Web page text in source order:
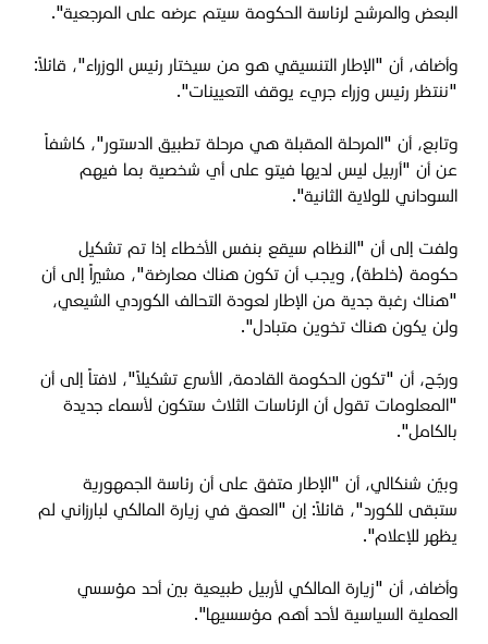
البعض والمرشح لرئاسة الحكومة سيتم عرضه على المرجعية".
وأضاف، أن "الإطار التنسيقي هو من سيختار رئيس الوزراء"، قائلاً:
"ننتظر رئيس وزراء جريء يوقف التعيينات".
وتابع، أن "المرحلة المقبلة هي مرحلة تطبيق الدستور"، كاشفاً
عن أن "أربيل ليس لديها فيتو على أي شخصية بما فيهم
السوداني للولاية الثانية".
ولفت إلى أن "النظام سيقع بنفس الأخطاء إذا تم تشكيل
حكومة (خلطة)، ويجب أن تكون هناك معارضة"، مشيراً إلى أن
"هناك رغبة جدية من الإطار لعودة التحالف الكوردي الشيعي،
ولن يكون هناك تخوين متبادل".
ورجّح، أن "تكون الحكومة القادمة، الأسرع تشكيلاً"، لافتاً إلى أن
"المعلومات تقول أن الرئاسات الثلاث ستكون لأسماء جديدة
بالكامل".
وبيّن شنكالي، أن "الإطار متفق على أن رئاسة الجمهورية
ستبقى للكورد"، قائلاً: إن "العمق في زيارة المالكي لبارزاني لم
يظهر للإعلام".
وأضاف، أن "زيارة المالكي لأربيل طبيعية بين أحد مؤسسي
العملية السياسية لأحد أهم مؤسسيها".